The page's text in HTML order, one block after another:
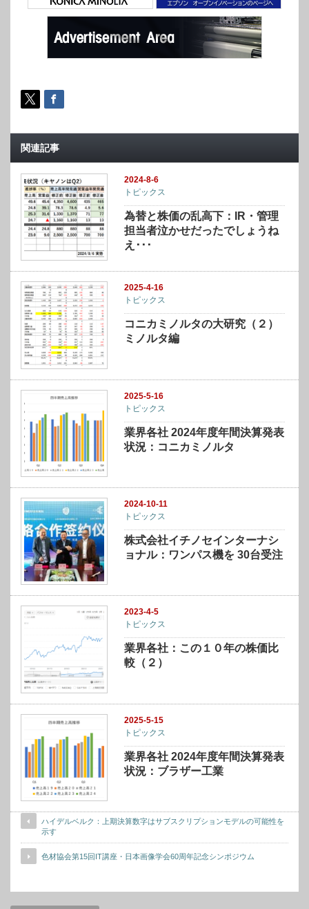
関連記事
2024-8-6
トピックス
為替と株価の乱高下：IR・管理
担当者泣かせだったでしょうね
え･･･
2025-4-16
トピックス
コニカミノルタの大研究（２）
ミノルタ編
2025-5-16
トピックス
業界各社 2024年度年間決算発表
状況：コニカミノルタ
2024-10-11
トピックス
株式会社イチノセインターナシ
ョナル：ワンパス機を 30台受注
2023-4-5
トピックス
業界各社：この１０年の株価比
較（２）
2025-5-15
トピックス
業界各社 2024年度年間決算発表
状況：ブラザー工業
ハイデルベルク：上期決算数字はサブスクリプションモデルの可能性を
示す
色材協会第15回IT講座・日本画像学会60周年記念シンポジウム